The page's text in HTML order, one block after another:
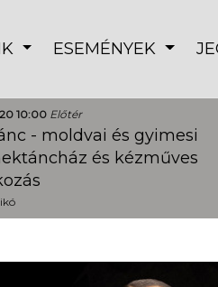
ESEMÉNYEK
10:00 Előtér
- moldvai és gyimesi
és kézműves